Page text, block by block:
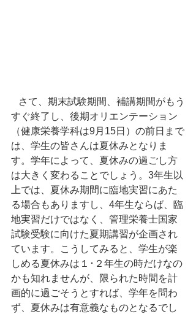
すぐ終了し、後期オリエンテーション
（健康栄養学科は9月15日）の前日まで
は、学生の皆さんは夏休みとなりま
す。学年によって、夏休みの過ごし方
は大きく変わることでしょう。3年生以
上では、夏休み期間に臨地実習にあた
る場合もありますし、4年生ならば、臨
地実習だけではなく、管理栄養士国家
試験受験に向けた夏期講習が企画され
ています。こうしてみると、学生が楽
しめる夏休みは１･２年生の時だけなの
かも知れませんが、限られた時間を計
画的に過ごそうとすれば、学年を問わ
ず、夏休みは有意義なものとなるでし